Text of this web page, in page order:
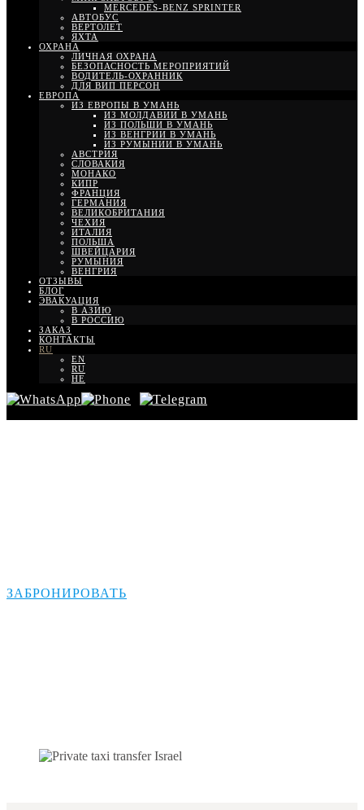
MERCEDES-BENZ SPRINTER
АВТОБУС
ВЕРТОЛЕТ
ЯХТА
ОХРАНА
ЛИЧНАЯ ОХРАНА
БЕЗОПАСНОСТЬ МЕРОПРИЯТИЙ
ВОДИТЕЛЬ-ОХРАННИК
ДЛЯ ВИП ПЕРСОН
ЕВРОПА
ИЗ ЕВРОПЫ В УМАНЬ
ИЗ МОЛДАВИИ В УМАНЬ
ИЗ ПОЛЬШИ В УМАНЬ
ИЗ ВЕНГРИИ В УМАНЬ
ИЗ РУМЫНИИ В УМАНЬ
АВСТРИЯ
СЛОВАКИЯ
МОНАКО
КИПР
ФРАНЦИЯ
ГЕРМАНИЯ
ВЕЛИКОБРИТАНИЯ
ЧЕХИЯ
ИТАЛИЯ
ПОЛЬША
ШВЕЙЦАРИЯ
РУМЫНИЯ
ВЕНГРИЯ
ОТЗЫВЫ
БЛОГ
ЭВАКУАЦИЯ
В АЗИЮ
В РОССИЮ
ЗАКАЗ
КОНТАКТЫ
RU
EN
RU
HE
ЗАБРОНИРОВАТЬ